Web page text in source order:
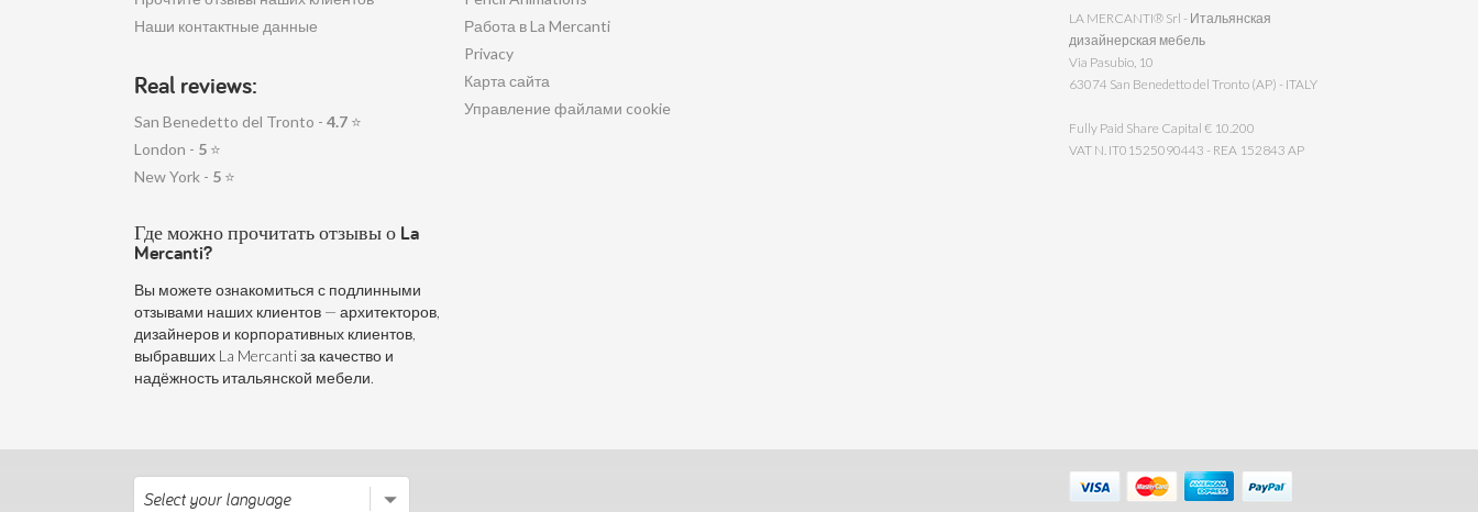
Наши контактные данные
Real reviews:
San Benedetto del Tronto - 4.7 ⭐
London - 5 ⭐
New York - 5 ⭐
Где можно прочитать отзывы о La
Mercanti?
Вы можете ознакомиться с подлинными
отзывами наших клиентов — архитекторов,
дизайнеров и корпоративных клиентов,
выбравших La Mercanti за качество и
надёжность итальянской мебели.
Работа в La Mercanti
Privacy
Карта сайта
Управление файлами cookie
LA MERCANTI® Srl - Итальянская
дизайнерская мебель
Via Pasubio, 10
63074 San Benedetto del Tronto (AP) - ITALY
Fully Paid Share Capital € 10.200
VAT N. IT01525090443 - REA 152843 AP